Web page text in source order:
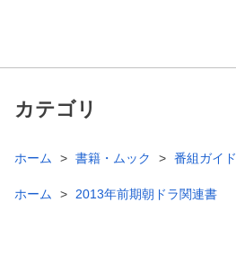
カテゴリ
ホーム 書籍・ムック 番組ガイド
ホーム 2013年前期朝ドラ関連書